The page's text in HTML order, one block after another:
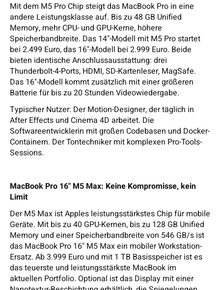
Mit dem M5 Pro Chip steigt das MacBook Pro in eine
andere Leistungsklasse auf. Bis zu 48 GB Unified
Memory, mehr CPU- und GPU-Kerne, höhere
Speicherbandbreite. Das 14"-Modell mit M5 Pro startet
bei 2.499 Euro, das 16"-Modell bei 2.999 Euro. Beide
bieten identische Anschlussausstattung: drei
Thunderbolt-4-Ports, HDMI, SD-Kartenleser, MagSafe.
Das 16"-Modell kommt zusätzlich mit einer größeren
Batterie für bis zu 20 Stunden Videowiedergabe.
Typischer Nutzer: Der Motion-Designer, der täglich in
After Effects und Cinema 4D arbeitet. Die
Softwareentwicklerin mit großen Codebasen und Docker-
Containern. Der Tontechniker mit komplexen Pro-Tools-
Sessions.
MacBook Pro 16" M5 Max: Keine Kompromisse, kein
Limit
Der M5 Max ist Apples leistungsstärkstes Chip für mobile
Geräte. Mit bis zu 40 GPU-Kernen, bis zu 128 GB Unified
Memory und einer Speicherbandbreite von 546 GB/s ist
das MacBook Pro 16" M5 Max ein mobiler Workstation-
Ersatz. Ab 3.999 Euro und mit 1 TB Basisspeicher ist es
das teuerste und leistungsstärkste MacBook im
aktuellen Portfolio. Optional ist das Display mit einer